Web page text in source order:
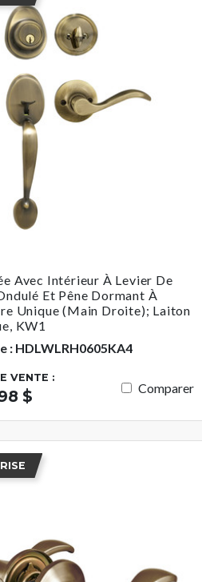
Avec Intérieur À Levier De
Et Pêne Dormant À
Unique (main Droite); Laiton
KW1
: HDLWLRH0605KA4
VENTE :
$ Comparer